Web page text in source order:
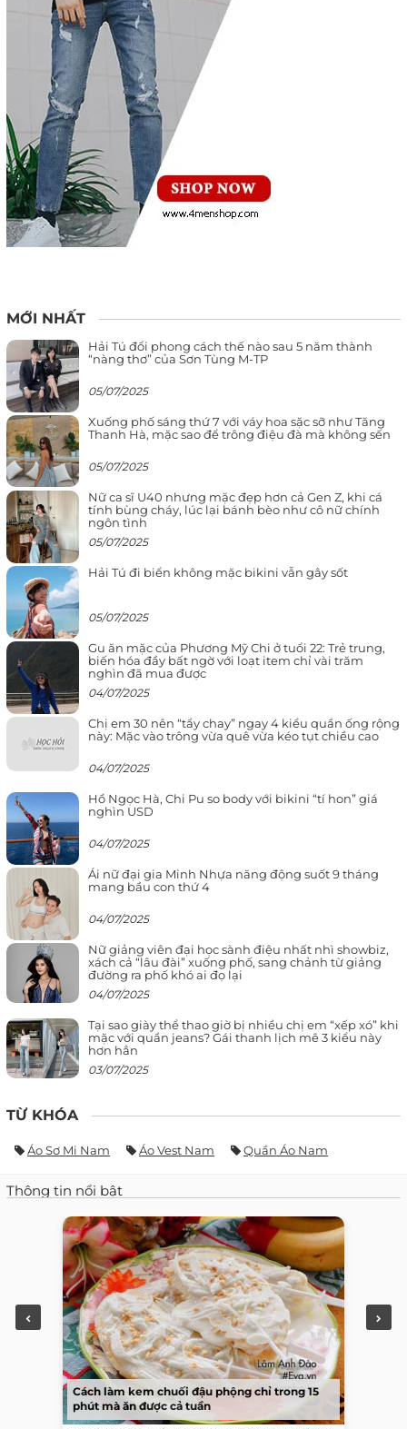
MỚI NHẤT
Hải Tú đổi phong cách thế nào sau 5 năm thành
“nàng thơ” của Sơn Tùng M-TP
05/07/2025
Xuống phố sáng thứ 7 với váy hoa sặc sỡ như Tăng
Thanh Hà, mặc sao để trông điệu đà mà không sến
05/07/2025
Nữ ca sĩ U40 nhưng mặc đẹp hơn cả Gen Z, khi cá
tính bùng cháy, lúc lại bánh bèo như cô nữ chính
ngôn tình
05/07/2025
Hải Tú đi biển không mặc bikini vẫn gây sốt
05/07/2025
Gu ăn mặc của Phương Mỹ Chi ở tuổi 22: Trẻ trung,
biến hóa đầy bất ngờ với loạt item chỉ vài trăm
nghìn đã mua được
04/07/2025
Chị em 30 nên “tẩy chay” ngay 4 kiểu quần ống rộng
này: Mặc vào trông vừa quê vừa kéo tụt chiều cao
04/07/2025
Hồ Ngọc Hà, Chi Pu so body với bikini “tí hon” giá
nghìn USD
04/07/2025
Ái nữ đại gia Minh Nhựa năng động suốt 9 tháng
mang bầu con thứ 4
04/07/2025
Nữ giảng viên đại học sành điệu nhất nhì showbiz,
xách cả “lâu đài” xuống phố, sang chảnh từ giảng
đường ra phố khó ai đọ lại
04/07/2025
Tại sao giày thể thao giờ bị nhiều chị em “xếp xó” khi
mặc với quần jeans? Gái thanh lịch mê 3 kiểu này
hơn hẳn
03/07/2025
TỪ KHÓA
Áo Sơ Mi Nam Áo Vest Nam Quần Áo Nam
Thông tin nổi bật
Cách làm kem chuối đậu phộng chỉ trong 15
phút mà ăn được cả tuần